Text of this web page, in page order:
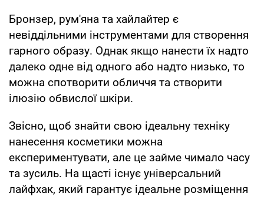
Бронзер, рум'яна та хайлайтер є
невіддільними інструментами для створення
гарного образу. Однак якщо нанести їх надто
далеко одне від одного або надто низько, то
можна спотворити обличчя та створити
ілюзію обвислої шкіри.
Звісно, щоб знайти свою ідеальну техніку
нанесення косметики можна
експериментувати, але це займе чимало часу
та зусиль. На щасті існує універсальний
лайфхак, який гарантує ідеальне розміщення